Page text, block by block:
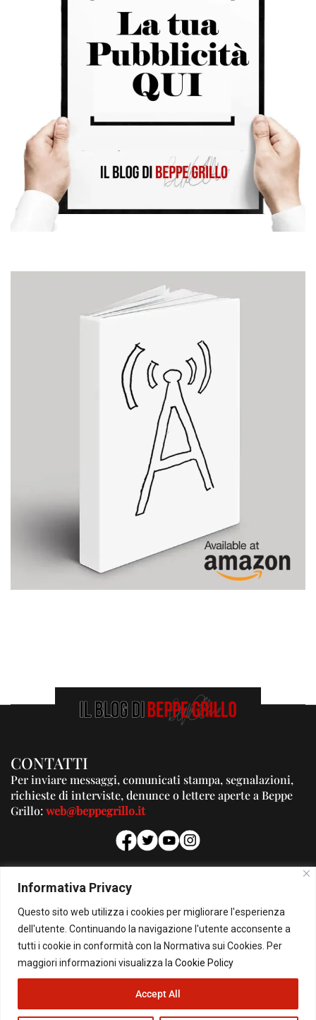
Informativa Privacy
Questo sito web utilizza i cookies per migliorare l'esperienza
dell'utente. Continuando la navigazione l'utente acconsente a
tutti i cookie in conformità con la Normativa sui Cookies. Per
maggiori informazioni visualizza la Cookie Policy
Accept All
CONTATTI
Per inviare messaggi, comunicati stampa, segnalazioni,
richieste di interviste, denunce o lettere aperte a Beppe
Grillo:web@beppegrillo.it
PUBBLICITA'
Per la tua pubblicità su questo Blog:
pubblicita@beppegrillo.it
© Copyright 2026 - Il Blog di Beppe Grillo. All Rights Reserved - Powered by
happygrafic.com